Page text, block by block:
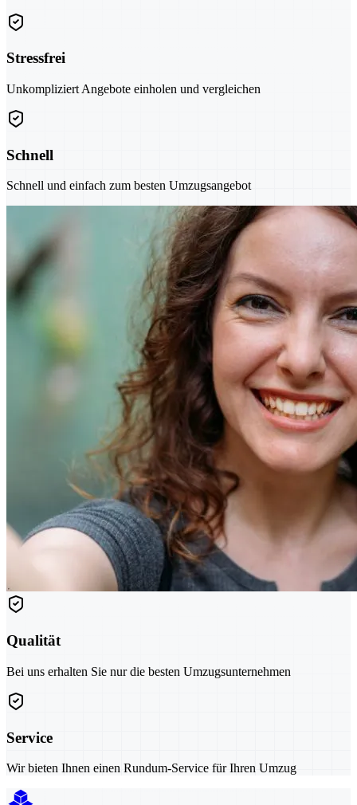
Stressfrei
Unkompliziert Angebote einholen und vergleichen
Schnell
Schnell und einfach zum besten Umzugsangebot
Qualität
Bei uns erhalten Sie nur die besten Umzugsunternehmen
Service
Wir bieten Ihnen einen Rundum-Service für Ihren Umzug